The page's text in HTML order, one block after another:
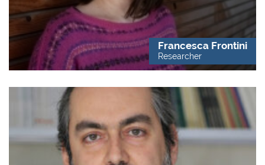
Francesca Frontini
Researcher